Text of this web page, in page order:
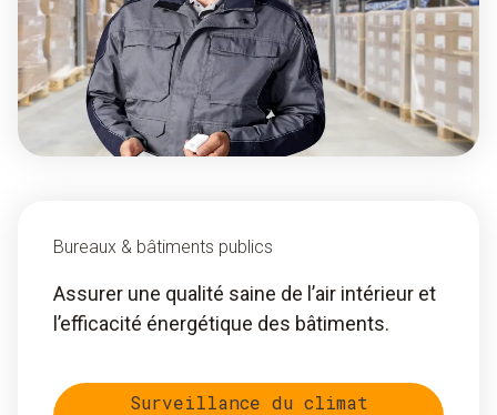
Bureaux & bâtiments publics
Assurer une qualité saine de l’air intérieur et
l’efficacité énergétique des bâtiments.
Surveillance du climat